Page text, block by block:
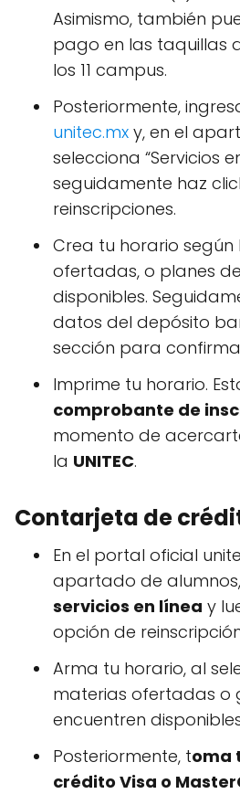
Asimismo, también
pago en las taquillas
los 11 campus.
Posteriormente,
unitec.mx y, en el
selecciona “Servicios
seguidamente haz
reinscripciones.
Crea tu horario según
ofertadas, o planes
disponibles.
datos del depósito
sección para
Imprime tu horario.
comprobante de
momento de
la UNITEC.
Contarjeta de
En el portal oficial
apartado de
servicios en línea y
opción de
Arma tu horario, al
materias ofertadas o
encuentren
Posteriormente, toma
crédito Visa o